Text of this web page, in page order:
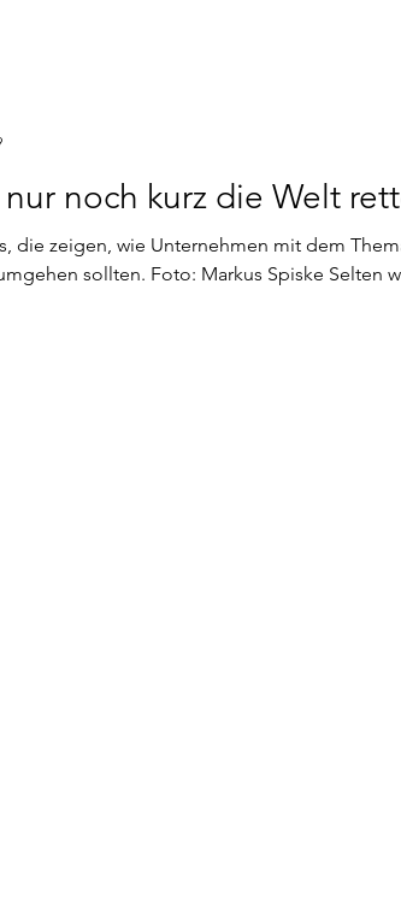
nur noch kurz die Welt
die zeigen, wie Unternehmen mit dem
sollten. Foto: Markus Spiske Selten